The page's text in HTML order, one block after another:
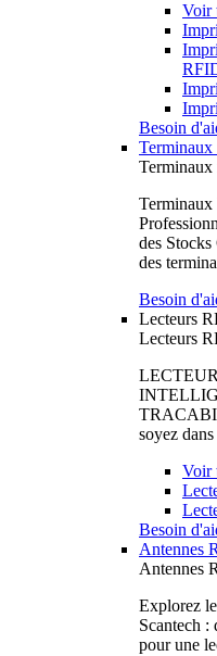
Voir
Besoin
des
des
Besoin
Lecteurs
Lecteurs
soyez
Voir
Besoin
Antennes
Antennes
Explorez
Scantech :
pour une